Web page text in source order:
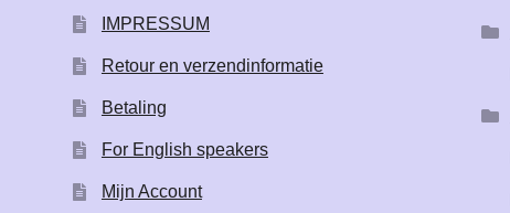
IMPRESSUM
Retour en verzendinformatie
Betaling
For English speakers
Mijn Account